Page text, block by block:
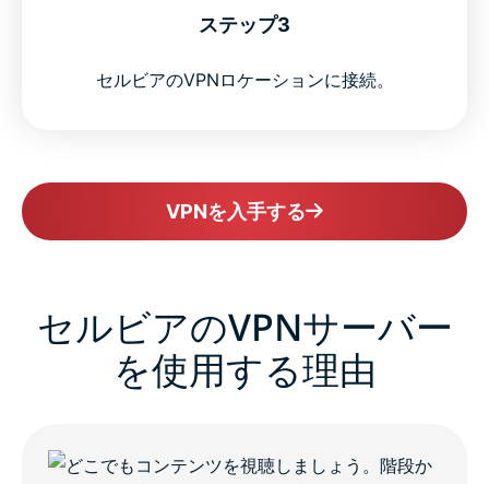
ステップ3
セルビアのVPNロケーションに接続。
VPNを入手する
セルビアのVPNサーバー
を使用する理由